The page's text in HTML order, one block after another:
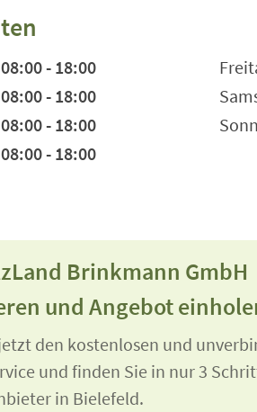
08:00 - 18:00
08:00 - 18:00
08:00 - 18:00
08:00 - 18:00
Brinkmann GmbH
und Angebot
den kostenlosen und
und finden Sie in nur 3
in Bielefeld.